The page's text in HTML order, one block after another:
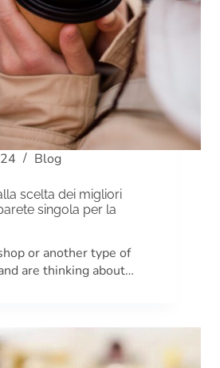
Blog
scelta dei migliori
singola per la
or another type of
are thinking about…